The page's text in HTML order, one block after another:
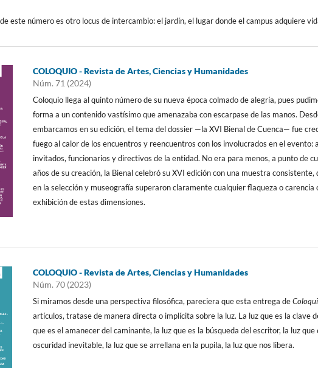
este número es otro locus de intercambio: el jardín, el lugar donde el campus adquiere
COLOQUIO - Revista de Artes, Ciencias y Humanidades
Núm. 71 (2024)
Coloquio llega al quinto número de su nueva época colmado de alegría, pues
forma a un contenido vastísimo que amenazaba con escarpase de las manos.
embarcamos en su edición, el tema del dossier —la XVI Bienal de Cuenca— fue
fuego al calor de los encuentros y reencuentros con los involucrados en el evento:
invitados, funcionarios y directivos de la entidad. No era para menos, a punto de
años de su creación, la Bienal celebró su XVI edición con una muestra consistente,
en la selección y museografía superaron claramente cualquier flaqueza o carencia
exhibición de estas dimensiones.
COLOQUIO - Revista de Artes, Ciencias y Humanidades
Núm. 70 (2023)
Si miramos desde una perspectiva filosófica, pareciera que esta entrega de
artículos, tratase de manera directa o implícita sobre la luz. La luz que es la clave
que es el amanecer del caminante, la luz que es la búsqueda del escritor, la luz que
oscuridad inevitable, la luz que se arrellana en la pupila, la luz que nos libera.